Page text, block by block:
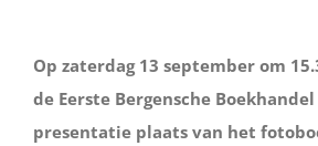
Op zaterdag 13 september om
de Eerste Bergensche
presentatie plaats van het